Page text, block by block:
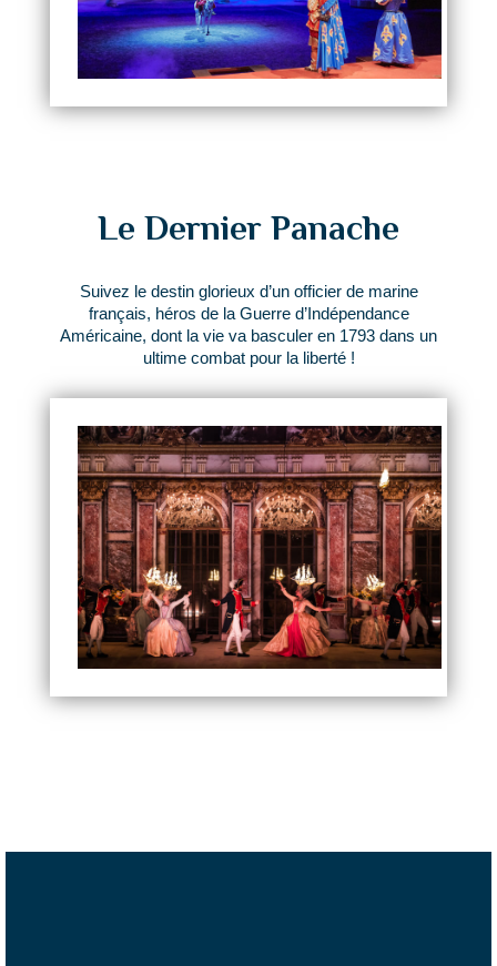
Le Dernier Panache
Suivez le destin glorieux d’un officier de marine
français, héros de la Guerre d’Indépendance
Américaine, dont la vie va basculer en 1793 dans un
ultime combat pour la liberté !